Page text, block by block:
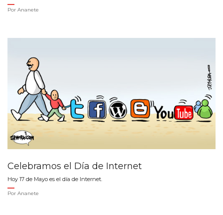
Por Ananete
Celebramos el Día de Internet
Hoy 17 de Mayo es el día de Internet.
Por Ananete